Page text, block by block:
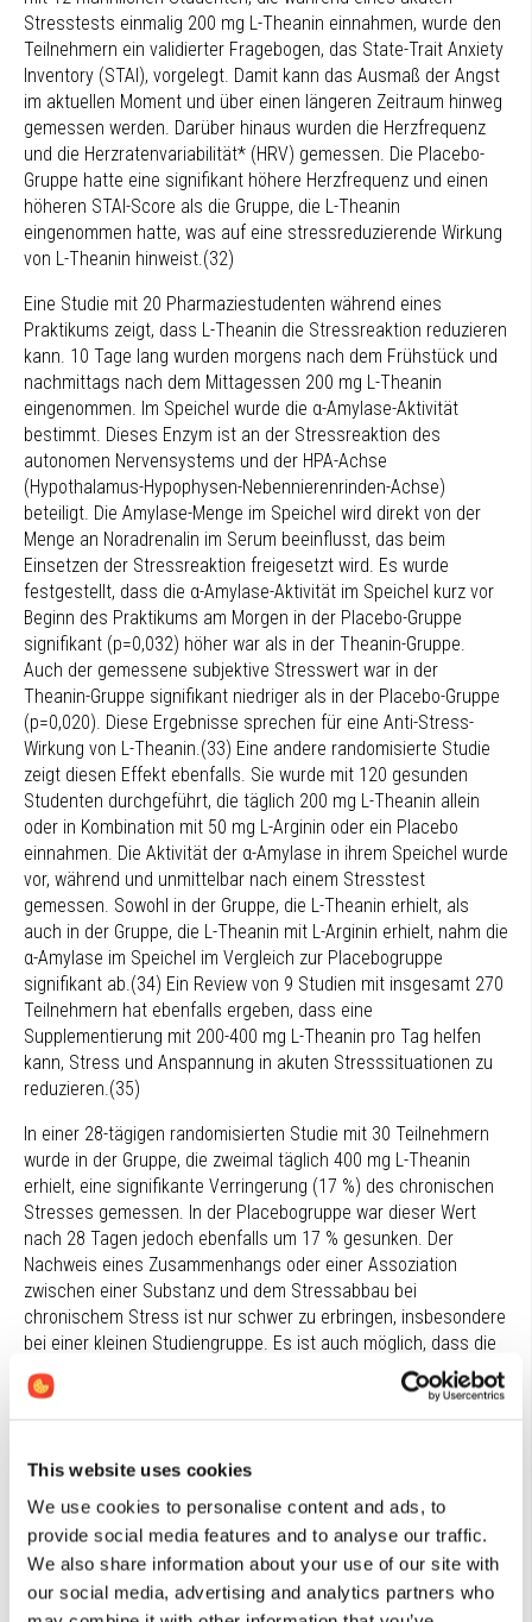
This website uses cookies
We use cookies to personalise content and ads, to
provide social media features and to analyse our traffic.
We also share information about your use of our site with
our social media, advertising and analytics partners who
Stresstests einmalig 200 mg L-Theanin einnahmen, wurde den
Teilnehmern ein validierter Fragebogen, das State-Trait Anxiety
Inventory (STAI), vorgelegt. Damit kann das Ausmaß der Angst
im aktuellen Moment und über einen längeren Zeitraum hinweg
gemessen werden. Darüber hinaus wurden die Herzfrequenz
und die Herzratenvariabilität* (HRV) gemessen. Die Placebo-
Gruppe hatte eine signifikant höhere Herzfrequenz und einen
höheren STAI-Score als die Gruppe, die L-Theanin
eingenommen hatte, was auf eine stressreduzierende Wirkung
von L-Theanin hinweist.(32)
Eine Studie mit 20 Pharmaziestudenten während eines
Praktikums zeigt, dass L-Theanin die Stressreaktion reduzieren
kann. 10 Tage lang wurden morgens nach dem Frühstück und
nachmittags nach dem Mittagessen 200 mg L-Theanin
eingenommen. Im Speichel wurde die α-Amylase-Aktivität
bestimmt. Dieses Enzym ist an der Stressreaktion des
autonomen Nervensystems und der HPA-Achse
(Hypothalamus-Hypophysen-Nebennierenrinden-Achse)
beteiligt. Die Amylase-Menge im Speichel wird direkt von der
Menge an Noradrenalin im Serum beeinflusst, das beim
Einsetzen der Stressreaktion freigesetzt wird. Es wurde
festgestellt, dass die α-Amylase-Aktivität im Speichel kurz vor
Beginn des Praktikums am Morgen in der Placebo-Gruppe
signifikant (p=0,032) höher war als in der Theanin-Gruppe.
Auch der gemessene subjektive Stresswert war in der
Theanin-Gruppe signifikant niedriger als in der Placebo-Gruppe
(p=0,020). Diese Ergebnisse sprechen für eine Anti-Stress-
Wirkung von L-Theanin.(33) Eine andere randomisierte Studie
zeigt diesen Effekt ebenfalls. Sie wurde mit 120 gesunden
Studenten durchgeführt, die täglich 200 mg L-Theanin allein
oder in Kombination mit 50 mg L-Arginin oder ein Placebo
einnahmen. Die Aktivität der α-Amylase in ihrem Speichel wurde
vor, während und unmittelbar nach einem Stresstest
gemessen. Sowohl in der Gruppe, die L-Theanin erhielt, als
auch in der Gruppe, die L-Theanin mit L-Arginin erhielt, nahm die
α-Amylase im Speichel im Vergleich zur Placebogruppe
signifikant ab.(34) Ein Review von 9 Studien mit insgesamt 270
Teilnehmern hat ebenfalls ergeben, dass eine
Supplementierung mit 200-400 mg L-Theanin pro Tag helfen
kann, Stress und Anspannung in akuten Stresssituationen zu
reduzieren.(35)
In einer 28-tägigen randomisierten Studie mit 30 Teilnehmern
wurde in der Gruppe, die zweimal täglich 400 mg L-Theanin
erhielt, eine signifikante Verringerung (17 %) des chronischen
Stresses gemessen. In der Placebogruppe war dieser Wert
nach 28 Tagen jedoch ebenfalls um 17 % gesunken. Der
Nachweis eines Zusammenhangs oder einer Assoziation
zwischen einer Substanz und dem Stressabbau bei
chronischem Stress ist nur schwer zu erbringen, insbesondere
bei einer kleinen Studiengruppe. Es ist auch möglich, dass die
Dauer der Studie nicht ausreichend lang war. Auffallend war
jedoch, dass die Gruppe, die L-Theanin erhielt, nach 28 Tagen
deutet auf eine Verbesserung der Schlafqualität hin.(29) Um
die stressreduzierende Wirkung von L-Theanin bei
chronischem Stress zu bestätigen, sind weitere Studien mit
einer größeren Anzahl von Teilnehmern und über einen